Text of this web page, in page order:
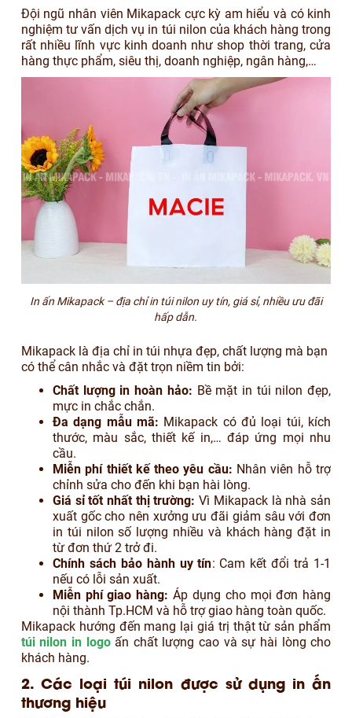
Đội ngũ nhân viên Mikapack cực kỳ am hiểu và có kinh
nghiệm tư vấn dịch vụ in túi nilon của khách hàng trong
rất nhiều lĩnh vực kinh doanh như shop thời trang, cửa
hàng thực phẩm, siêu thị, doanh nghiệp, ngân hàng,…
In ấn Mikapack – địa chỉ in túi nilon uy tín, giá sỉ, nhiều ưu đãi
hấp dẫn.
Mikapack là địa chỉ in túi nhựa đẹp, chất lượng mà bạn
có thể cân nhắc và đặt trọn niềm tin bởi:
Chất lượng in hoàn hảo: Bề mặt in túi nilon đẹp,
mực in chắc chắn.
Đa dạng mẫu mã: Mikapack có đủ loại túi, kích
thước, màu sắc, thiết kế in,… đáp ứng mọi nhu
cầu.
Miễn phí thiết kế theo yêu cầu: Nhân viên hỗ trợ
chỉnh sửa cho đến khi bạn hài lòng.
Giá sỉ tốt nhất thị trường:Vì Mikapack là nhà sản
xuất gốc cho nên xưởng ưu đãi giảm sâu với đơn
in túi nilon số lượng nhiều và khách hàng đặt in
từ đơn thứ 2 trở đi.
Chính sách bảo hành uy tín: Cam kết đổi trả 1-1
nếu có lỗi sản xuất.
Miễn phí giao hàng: Áp dụng cho mọi đơn hàng
nội thành Tp.HCM và hỗ trợ giao hàng toàn quốc.
Mikapack hướng đến mang lại giá trị thật từ sản phẩm
túi nilon in logoấn chất lượng cao và sự hài lòng cho
khách hàng.
2. Các loại túi nilon được sử dụng in ấn
thương hiệu